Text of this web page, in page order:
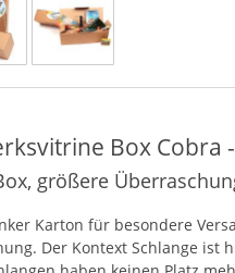
Box Cobra
größere
Karton für besondere
Der Kontext Schlange ist